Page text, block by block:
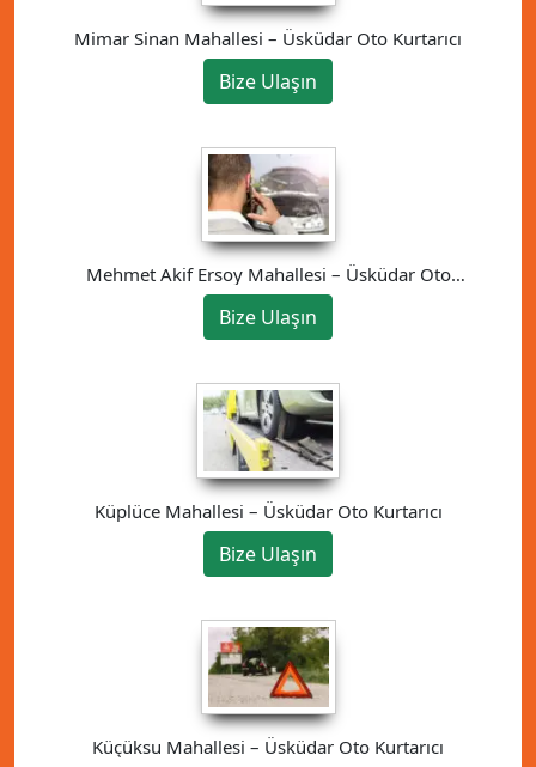
Mimar Sinan Mahallesi – Üsküdar Oto Kurtarıcı
Bize Ulaşın
Mehmet Akif Ersoy Mahallesi – Üsküdar Oto
Kurtarıcı
Bize Ulaşın
Küplüce Mahallesi – Üsküdar Oto Kurtarıcı
Bize Ulaşın
Küçüksu Mahallesi – Üsküdar Oto Kurtarıcı